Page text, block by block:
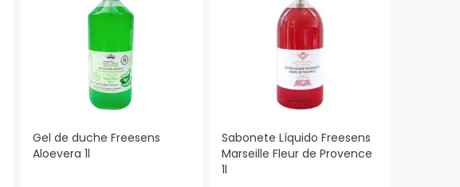
Gel de duche Freesens
Aloevera 1l
Sabonete Líquido Freesens
Marseille Fleur de Provence
1l